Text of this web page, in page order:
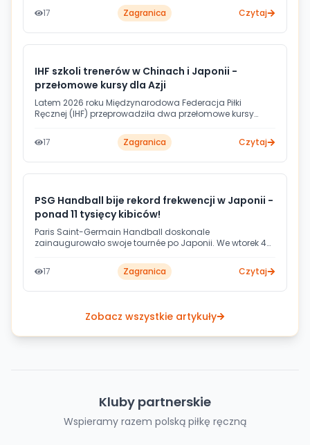
zdobywcy EHF European League, egipski gigant i
reprezentacja Kataru.
17 Zagranica Czytaj
IHF szkoli trenerów w Chinach i Japonii -
przełomowe kursy dla Azji
Latem 2026 roku Międzynarodowa Federacja Piłki
Ręcznej (IHF) przeprowadziła dwa przełomowe kursy
wyznaczył nowy poziom kształcenia szkoleniowców w
regionie i wpisuje się w szerszą strategię rozwoju piłki
17 Zagranica Czytaj
PSG Handball bije rekord frekwencji w Japonii -
ponad 11 tysięcy kibiców!
Paris Saint-Germain Handball doskonale
zainaugurowało swoje tournée po Japonii. We wtorek 4
41:31, a mecz obejrzało 11 371 widzów - to nowy rekord
frekwencji w historii piłki ręcznej w Japonii.
17 Zagranica Czytaj
Zobacz wszystkie artykuły
Kluby partnerskie
Wspieramy razem polską piłkę ręczną